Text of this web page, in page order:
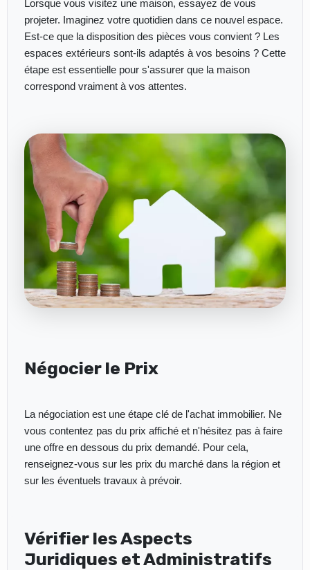
Lorsque vous visitez une maison, essayez de vous
projeter. Imaginez votre quotidien dans ce nouvel espace.
Est-ce que la disposition des pièces vous convient ? Les
espaces extérieurs sont-ils adaptés à vos besoins ? Cette
étape est essentielle pour s'assurer que la maison
correspond vraiment à vos attentes.
Négocier le Prix
La négociation est une étape clé de l'achat immobilier. Ne
vous contentez pas du prix affiché et n'hésitez pas à faire
une offre en dessous du prix demandé. Pour cela,
renseignez-vous sur les prix du marché dans la région et
sur les éventuels travaux à prévoir.
Vérifier les Aspects
Juridiques et Administratifs